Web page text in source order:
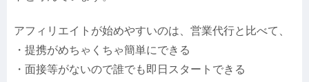
アフィリエイトが始めやすいのは、営業代行と比べて、
・提携がめちゃくちゃ簡単にできる
・面接等がないので誰でも即日スタートできる